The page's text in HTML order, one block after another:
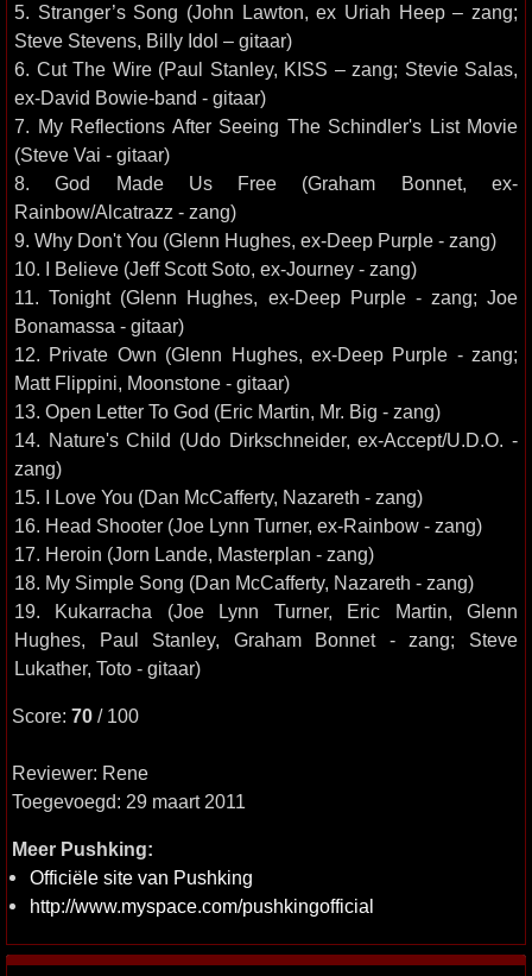
5. Stranger’s Song (John Lawton, ex Uriah Heep – zang;
Steve Stevens, Billy Idol – gitaar)
6. Cut The Wire (Paul Stanley, KISS – zang; Stevie Salas,
ex-David Bowie-band - gitaar)
7. My Reflections After Seeing The Schindler's List Movie
(Steve Vai - gitaar)
8. God Made Us Free (Graham Bonnet, ex-
Rainbow/Alcatrazz - zang)
9. Why Don't You (Glenn Hughes, ex-Deep Purple - zang)
10. I Believe (Jeff Scott Soto, ex-Journey - zang)
11. Tonight (Glenn Hughes, ex-Deep Purple - zang; Joe
Bonamassa - gitaar)
12. Private Own (Glenn Hughes, ex-Deep Purple - zang;
Matt Flippini, Moonstone - gitaar)
13. Open Letter To God (Eric Martin, Mr. Big - zang)
14. Nature's Child (Udo Dirkschneider, ex-Accept/U.D.O. -
zang)
15. I Love You (Dan McCafferty, Nazareth - zang)
16. Head Shooter (Joe Lynn Turner, ex-Rainbow - zang)
17. Heroin (Jorn Lande, Masterplan - zang)
18. My Simple Song (Dan McCafferty, Nazareth - zang)
19. Kukarracha (Joe Lynn Turner, Eric Martin, Glenn
Hughes, Paul Stanley, Graham Bonnet - zang; Steve
Lukather, Toto - gitaar)
Score: 70 / 100
Reviewer: Rene
Toegevoegd: 29 maart 2011
Meer Pushking:
Officiële site van Pushking
http://www.myspace.com/pushkingofficial